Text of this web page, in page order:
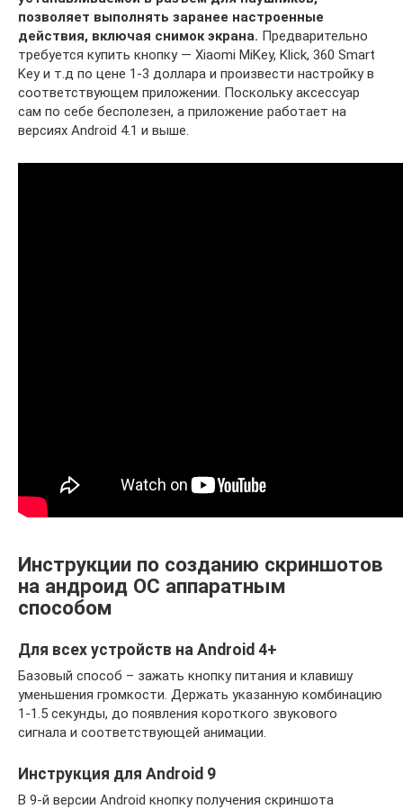
позволяет выполнять заранее настроенные
действия, включая снимок экрана. Предварительно
требуется купить кнопку — Xiaomi MiKey, Klick, 360 Smart
Key и т.д по цене 1-3 доллара и произвести настройку в
соответствующем приложении. Поскольку аксессуар
сам по себе бесполезен, а приложение работает на
версиях Android 4.1 и выше.
Инструкции по созданию скриншотов
на андроид ОС аппаратным
способом
Для всех устройств на Android 4+
Базовый способ – зажать кнопку питания и клавишу
уменьшения громкости. Держать указанную комбинацию
1-1.5 секунды, до появления короткого звукового
сигнала и соответствующей анимации.
Инструкция для Android 9
В 9-й версии Android кнопку получения скриншота